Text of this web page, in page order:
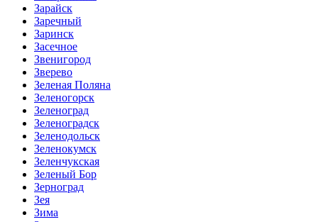
Зарайск
Заречный
Заринск
Засечное
Звенигород
Зверево
Зеленая Поляна
Зеленогорск
Зеленоград
Зеленоградск
Зеленодольск
Зеленокумск
Зеленчукская
Зеленый Бор
Зерноград
Зея
Зима